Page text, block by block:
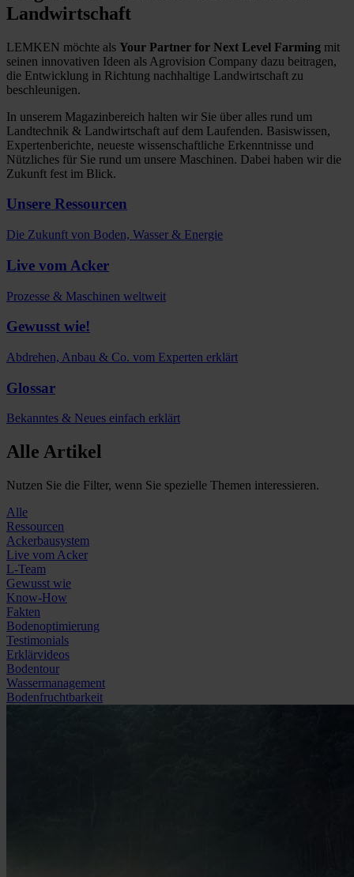
Landwirtschaft
LEMKEN möchte als Your Partner for Next Level Farming mit
seinen innovativen Ideen als Agrovision Company dazu beitragen,
die Entwicklung in Richtung nachhaltige Landwirtschaft zu
beschleunigen.
In unserem Magazinbereich halten wir Sie über alles rund um
Landtechnik & Landwirtschaft auf dem Laufenden. Basiswissen,
Expertenberichte, neueste wissenschaftliche Erkenntnisse und
Nützliches für Sie rund um unsere Maschinen. Dabei haben wir die
Zukunft fest im Blick.
Unsere Ressourcen
Die Zukunft von Boden, Wasser & Energie
Live vom Acker
Prozesse & Maschinen weltweit
Gewusst wie!
Abdrehen, Anbau & Co. vom Experten erklärt
Glossar
Bekanntes & Neues einfach erklärt
Alle Artikel
Nutzen Sie die Filter, wenn Sie spezielle Themen interessieren.
Alle
Ressourcen
Ackerbausystem
Live vom Acker
L-Team
Gewusst wie
Know-How
Fakten
Bodenoptimierung
Testimonials
Erklärvideos
Bodentour
Wassermanagement
Bodenfruchtbarkeit